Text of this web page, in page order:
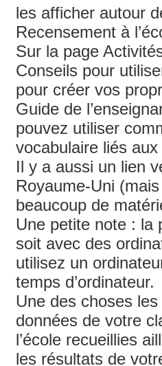
les afficher autour
Recensement à
Sur la page
Conseils pour
pour créer vos
Guide de
pouvez utiliser
vocabulaire liés aux
Il y a aussi un lien
Royaume-Uni
beaucoup de
Une petite note : la
soit avec des
utilisez un
temps d’ordinateur.
Une des choses
données de votre
l’école recueillies
les résultats de